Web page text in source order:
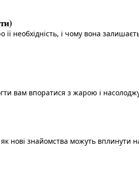
необхідність, і чому вона
вам впоратися з жарою і
нові знайомства можуть вплинути